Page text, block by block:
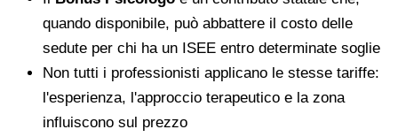
quando disponibile, può abbattere il costo delle
sedute per chi ha un ISEE entro determinate soglie
Non tutti i professionisti applicano le stesse tariffe:
l'esperienza, l'approccio terapeutico e la zona
influiscono sul prezzo